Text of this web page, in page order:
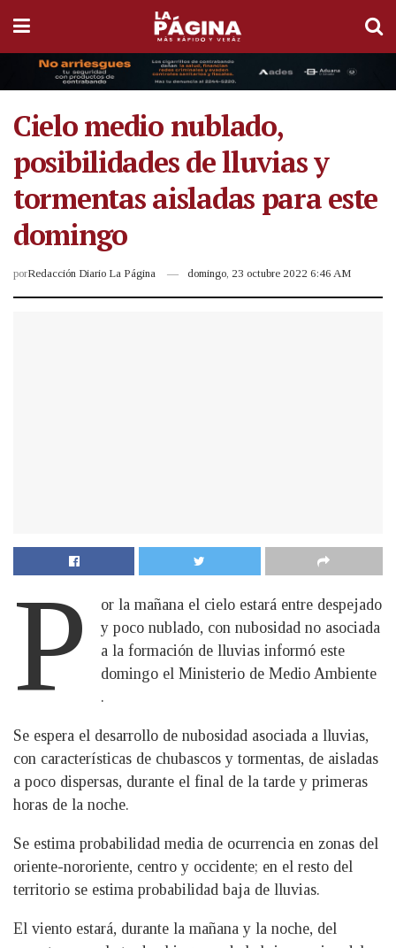
Cielo medio nublado,
posibilidades de lluvias y
tormentas aisladas para este
domingo
porRedacción Diario La Página domingo, 23 octubre 2022 6:46 AM
P
or la mañana el cielo estará entre despejado
y poco nublado, con nubosidad no asociada
a la formación de lluvias informó este
domingo el Ministerio de Medio Ambiente
.
Se espera el desarrollo de nubosidad asociada a lluvias,
con características de chubascos y tormentas, de aisladas
a poco dispersas, durante el final de la tarde y primeras
horas de la noche.
Se estima probabilidad media de ocurrencia en zonas del
oriente-nororiente, centro y occidente; en el resto del
territorio se estima probabilidad baja de lluvias.
El viento estará, durante la mañana y la noche, del